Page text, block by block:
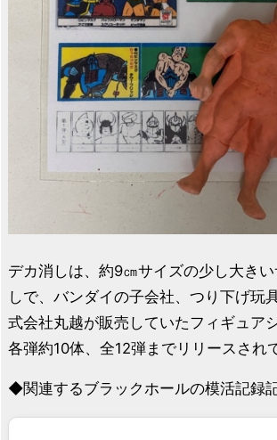
デカ消しは、約9㎝サイズの少し大き
しで、バンダイの子会社、つり下げ玩
式会社丸越が販売していたフィギュア
各弾約10体、全12弾までリリースされ
◆関連するブラックホールの模活記録